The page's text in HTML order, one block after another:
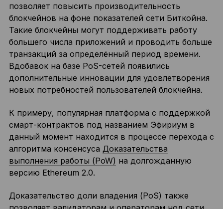
позволяет повысить производительность
блокчейнов на фоне показателей сети Биткойна.
Такие блокчейны могут поддерживать работу
большего числа приложений и проводить больше
транзакций за определённый период времени.
Вдобавок на базе PoS-сетей появились
дополнительные инновации для удовлетворения
новых потребностей пользователей блокчейна.
К примеру, популярная платформа с поддержкой
смарт-контрактов под названием Эфириум в
данный момент находится в процессе перехода с
алгоритма консенсуса Доказательства
выполнения работы (PoW) на долгожданную
версию Ethereum 2.0.
Доказательство доли владения (PoS) также